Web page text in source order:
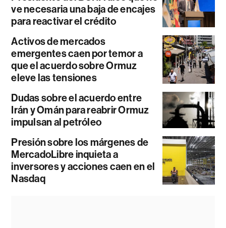
ve necesaria una baja de encajes
para reactivar el crédito
Activos de mercados
emergentes caen por temor a
que el acuerdo sobre Ormuz
eleve las tensiones
Dudas sobre el acuerdo entre
Irán y Omán para reabrir Ormuz
impulsan al petróleo
Presión sobre los márgenes de
MercadoLibre inquieta a
inversores y acciones caen en el
Nasdaq